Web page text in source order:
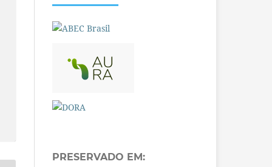
PRESERVADO EM: